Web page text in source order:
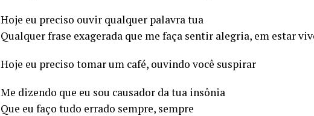
Hoje eu preciso ouvir qualquer palavra tua
Qualquer frase exagerada que me faça sentir alegria, em estar
Hoje eu preciso tomar um café, ouvindo você suspirar
Me dizendo que eu sou causador da tua insônia
Que eu faço tudo errado sempre, sempre